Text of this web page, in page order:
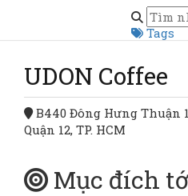
Tags
Hồ Chí
UDON Coffee
B440 Đông Hưng Thuận
Quận 12, TP. HCM
Mục đích